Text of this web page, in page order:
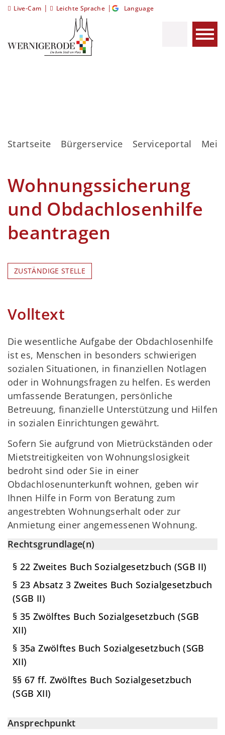
Live-Cam | Leichte Sprache | Language
Startseite Bürgerservice Serviceportal
Wohnungssicherung
und Obdachlosenhilfe
beantragen
ZUSTÄNDIGE STELLE
Volltext
Die wesentliche Aufgabe der Obdachlosenhilfe
ist es, Menschen in besonders schwierigen
sozialen Situationen, in finanziellen Notlagen
oder in Wohnungsfragen zu helfen. Es werden
umfassende Beratungen, persönliche
Betreuung, finanzielle Unterstützung und Hilfen
in sozialen Einrichtungen gewährt.
Sofern Sie aufgrund von Mietrückständen oder
Mietstreitigkeiten von Wohnungslosigkeit
bedroht sind oder Sie in einer
Obdachlosenunterkunft wohnen, geben wir
Ihnen Hilfe in Form von Beratung zum
angestrebten Wohnungserhalt oder zur
Anmietung einer angemessenen Wohnung.
Rechtsgrundlage(n)
§ 22 Zweites Buch Sozialgesetzbuch (SGB II)
§ 23 Absatz 3 Zweites Buch Sozialgesetzbuch
(SGB II)
§ 35 Zwölftes Buch Sozialgesetzbuch (SGB
XII)
§ 35a Zwölftes Buch Sozialgesetzbuch (SGB
XII)
§§ 67 ff. Zwölftes Buch Sozialgesetzbuch
(SGB XII)
Ansprechpunkt